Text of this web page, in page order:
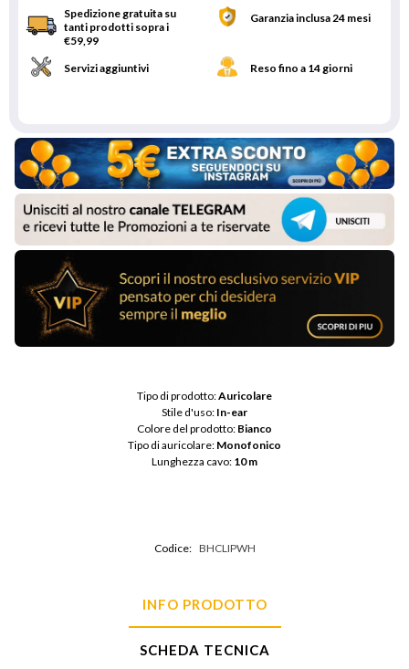
Spedizione gratuita su
tanti prodotti sopra i
€59,99
Garanzia inclusa 24 mesi
Servizi aggiuntivi Reso fino a 14 giorni
Tipo di prodotto: Auricolare
Stile d'uso: In-ear
Colore del prodotto: Bianco
Tipo di auricolare: Monofonico
Lunghezza cavo: 10 m
Codice: BHCLIPWH
INFO PRODOTTO
SCHEDA TECNICA